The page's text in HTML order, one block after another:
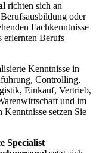
richten sich an
oder
Fachkenntnisse
erlernten Berufs
Kenntnisse in
Controlling,
Einkauf, Vertrieb,
und im
Kenntnisse setzen Sie
Specialist